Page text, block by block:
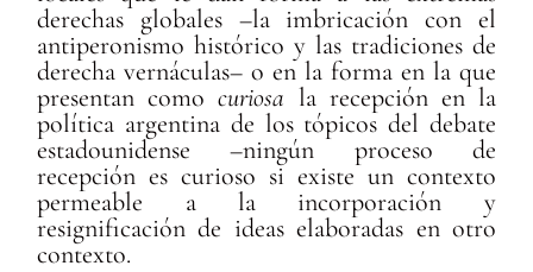
derechas globales –la imbricación con el
antiperonismo histórico y las tradiciones de
derecha vernáculas– o en la forma en la que
presentan comocuriosa la recepción en la
política argentina de los tópicos del debate
estadounidense –ningún proceso de
recepción es curioso si existe un contexto
permeable a la incorporación y
resignificación de ideas elaboradas en otro
contexto.